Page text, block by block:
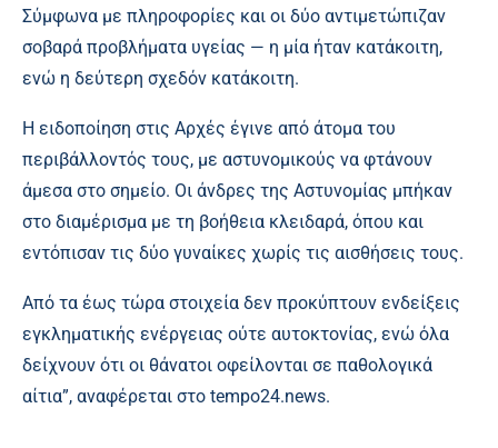
Σύμφωνα με πληροφορίες και οι δύο αντιμετώπιζαν
σοβαρά προβλήματα υγείας — η μία ήταν κατάκοιτη,
ενώ η δεύτερη σχεδόν κατάκοιτη.
Η ειδοποίηση στις Αρχές έγινε από άτομα του
περιβάλλοντός τους, με αστυνομικούς να φτάνουν
άμεσα στο σημείο. Οι άνδρες της Αστυνομίας μπήκαν
στο διαμέρισμα με τη βοήθεια κλειδαρά, όπου και
εντόπισαν τις δύο γυναίκες χωρίς τις αισθήσεις τους.
Από τα έως τώρα στοιχεία δεν προκύπτουν ενδείξεις
εγκληματικής ενέργειας ούτε αυτοκτονίας, ενώ όλα
δείχνουν ότι οι θάνατοι οφείλονται σε παθολογικά
αίτια”, αναφέρεται στο tempo24.news.